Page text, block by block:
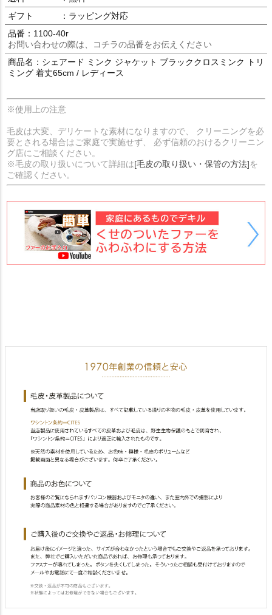
ギフト
：ラッピング対応
品番：1100-40r
お問い合わせの際は、コチラの品番をお伝えください
商品名：シェアード ミンク ジャケット ブラッククロスミンク トリ
ミング 着丈65cm / レディース
※使用上の注意
毛皮は大変、デリケートな素材になりますので、 クリーニングを必
要とされる場合はご家庭で実施せず、 必ず信頼のおけるクリーニン
グ店にご相談ください。
※毛皮の取り扱いについて詳細は[毛皮の取り扱い・保管の方法]を
ご確認ください。